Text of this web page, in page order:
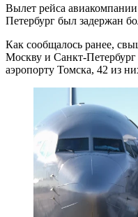
Вылет рейса
Петербург был задержан
Как сообщалось ранее,
Москву и Санкт-Петербург
аэропорту Томска, 42 из